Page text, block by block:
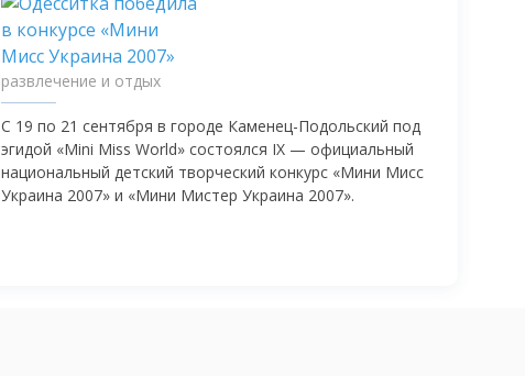
развлечение и отдых
С 19 по 21 сентября в городе Каменец-Подольский под
эгидой «Mini Miss World» состоялся IX — официальный
национальный детский творческий конкурс «Мини Мисс
Украина 2007» и «Мини Мистер Украина 2007».